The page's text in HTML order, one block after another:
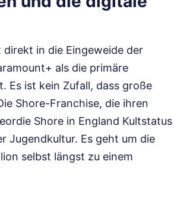
in die Eingeweide der
als die primäre
Es ist kein Zufall, dass große
Shore-Franchise, die ihren
Shore in England Kultstatus
Jugendkultur. Es geht um die
selbst längst zu einem